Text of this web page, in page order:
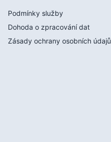
Podmínky služby
Dohoda o zpracování dat
Zásady ochrany osobních údajů